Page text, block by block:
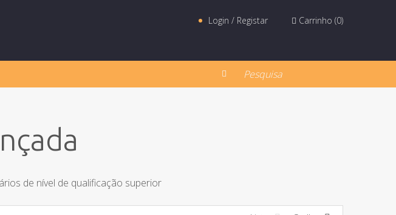
Login / Registar Carrinho (0)
de nível de qualificação superior